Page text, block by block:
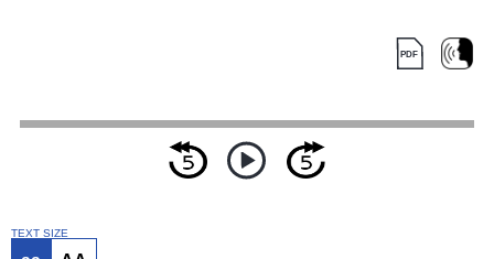
TEXT SIZE